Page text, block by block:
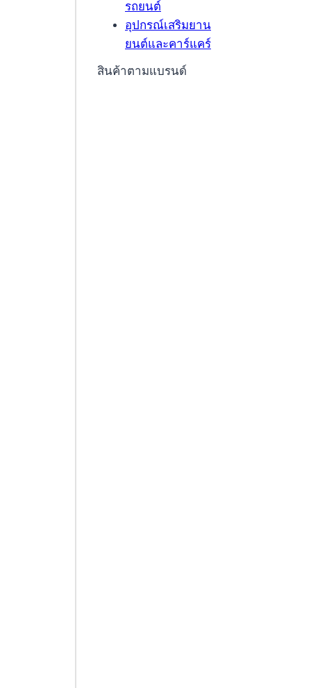
รถยนต์
อุปกรณ์เสริมยาน
ยนต์และคาร์แคร์
สินค้าตามแบรนด์